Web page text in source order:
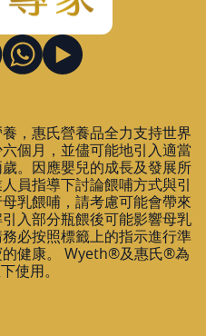
，惠氏營養品全力支持世界
個月，並儘可能地引入適當
。因應嬰兒的成長及發展所
員指導下討論餵哺方式與引
乳餵哺，請考慮可能會帶來
入部分瓶餵後可能影響母乳
必按照標籤上的指示進行準
健康。 Wyeth®及惠氏®為
使用。